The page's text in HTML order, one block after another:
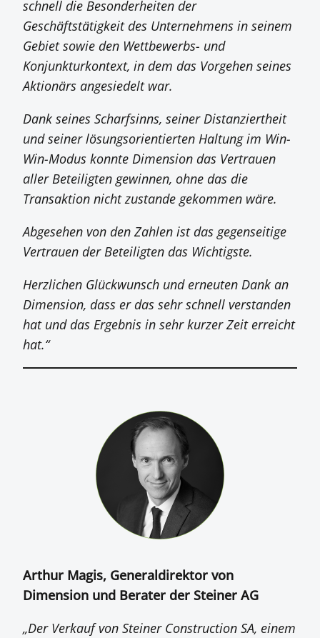
schnell die Besonderheiten der
Geschäftstätigkeit des Unternehmens in seinem
Gebiet sowie den Wettbewerbs- und
Konjunkturkontext, in dem das Vorgehen seines
Aktionärs angesiedelt war.
Dank seines Scharfsinns, seiner Distanziertheit
und seiner lösungsorientierten Haltung im Win-
Win-Modus konnte Dimension das Vertrauen
aller Beteiligten gewinnen, ohne das die
Transaktion nicht zustande gekommen wäre.
Abgesehen von den Zahlen ist das gegenseitige
Vertrauen der Beteiligten das Wichtigste.
Herzlichen Glückwunsch und erneuten Dank an
Dimension, dass er das sehr schnell verstanden
hat und das Ergebnis in sehr kurzer Zeit erreicht
hat.“
Arthur Magis, Generaldirektor von
Dimension und Berater der Steiner AG
„Der Verkauf von Steiner Construction SA, einem